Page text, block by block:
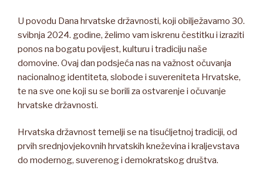
U povodu Dana hrvatske državnosti, koji obilježavamo 30.
svibnja 2024. godine, želimo vam iskrenu čestitku i izraziti
ponos na bogatu povijest, kulturu i tradiciju naše
domovine. Ovaj dan podsjeća nas na važnost očuvanja
nacionalnog identiteta, slobode i suvereniteta Hrvatske,
te na sve one koji su se borili za ostvarenje i očuvanje
hrvatske državnosti.
Hrvatska državnost temelji se na tisućljetnoj tradiciji, od
prvih srednjovjekovnih hrvatskih kneževina i kraljevstava
do modernog, suverenog i demokratskog društva.